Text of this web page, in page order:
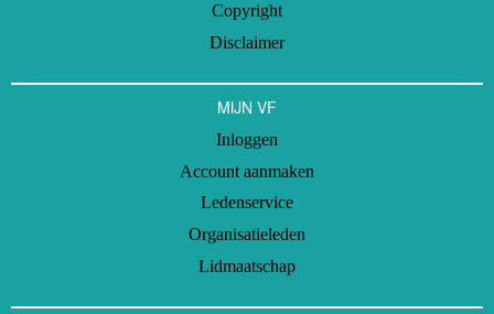
Copyright
Disclaimer
MIJN VF
Inloggen
Account aanmaken
Ledenservice
Organisatieleden
Lidmaatschap